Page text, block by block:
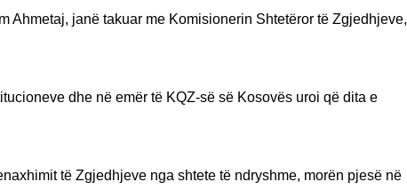
Ahmetaj, janë takuar me Komisionerin Shtetëror të Zgjedhjeve,
dhe në emër të KQZ-së së Kosovës uroi që dita e
të Zgjedhjeve nga shtete të ndryshme, morën pjesë në